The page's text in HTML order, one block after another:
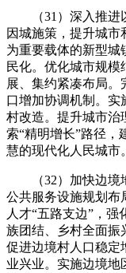
（31）深入推进以
因城施策，提升城
为重要载体的新型城
民化。优化城市规
展、集约紧凑布局。
口增加协调机制。实
村改造。提升城市治
索“精明增长”路径，
慧的现代化人民城市。
（32）加快边境地
公共服务设施规划布
人才“五路支边”，
族团结、乡村全面振
促进边境村人口稳定
业兴业。实施边境地